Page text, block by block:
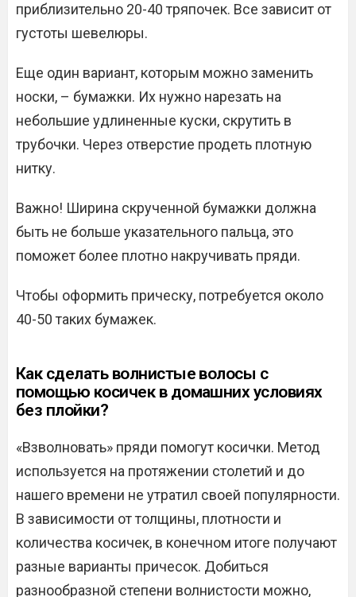
приблизительно 20-40 тряпочек. Все зависит от
густоты шевелюры.
Еще один вариант, которым можно заменить
носки, – бумажки. Их нужно нарезать на
небольшие удлиненные куски, скрутить в
трубочки. Через отверстие продеть плотную
нитку.
Важно! Ширина скрученной бумажки должна
быть не больше указательного пальца, это
поможет более плотно накручивать пряди.
Чтобы оформить прическу, потребуется около
40-50 таких бумажек.
Как сделать волнистые волосы с
помощью косичек в домашних условиях
без плойки?
«Взволновать» пряди помогут косички. Метод
используется на протяжении столетий и до
нашего времени не утратил своей популярности.
В зависимости от толщины, плотности и
количества косичек, в конечном итоге получают
разные варианты причесок. Добиться
разнообразной степени волнистости можно,